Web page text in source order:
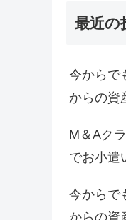
最近の
今からで
からの資
M＆Aク
でお小遣
今からで
からの資